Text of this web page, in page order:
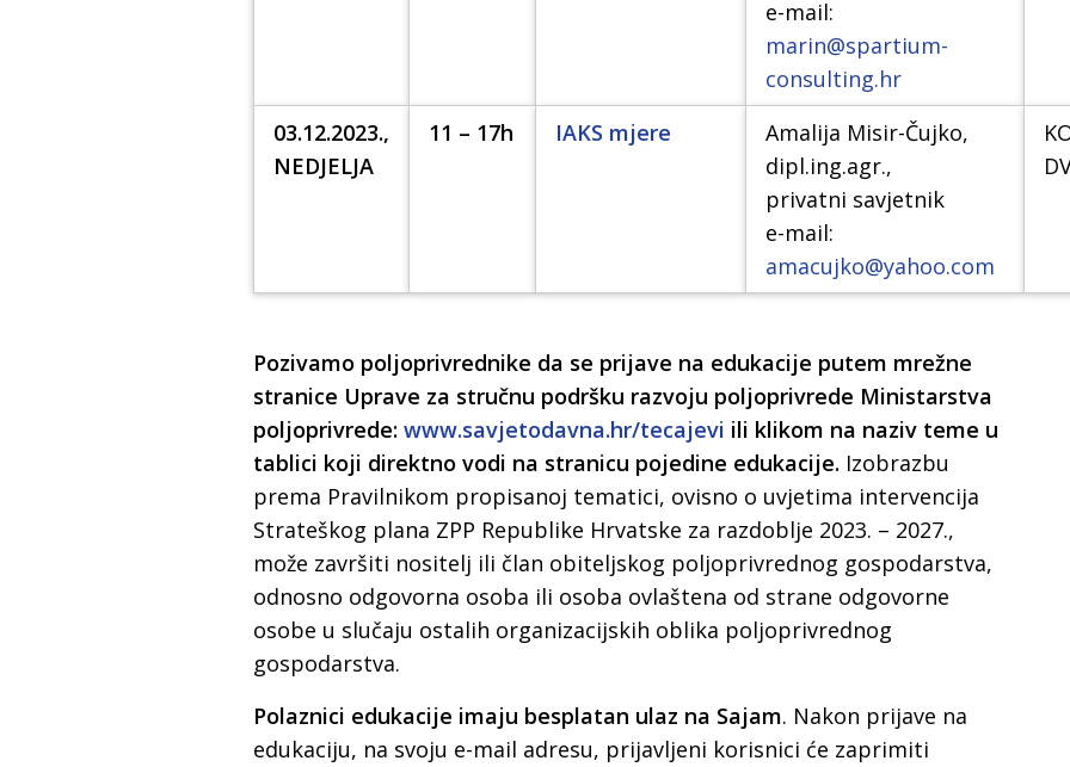
e-mail:
marin@spartium-
consulting.hr
03.12.2023.,
NEDJELJA
11 – 17h IAKS mjere
Amalija Misir-Čujko,
dipl.ing.agr.,
privatni savjetnik
e-mail:
amacujko@yahoo.com
Pozivamo poljoprivrednike da se prijave na edukacije putem mrežne
stranice Uprave za stručnu podršku razvoju poljoprivrede Ministarstva
poljoprivrede: www.savjetodavna.hr/tecajevi ili klikom na naziv teme u
tablici koji direktno vodi na stranicu pojedine edukacije. Izobrazbu
prema Pravilnikom propisanoj tematici, ovisno o uvjetima intervencija
Strateškog plana ZPP Republike Hrvatske za razdoblje 2023. – 2027.,
može završiti nositelj ili član obiteljskog poljoprivrednog gospodarstva,
odnosno odgovorna osoba ili osoba ovlaštena od strane odgovorne
osobe u slučaju ostalih organizacijskih oblika poljoprivrednog
gospodarstva.
Polaznici edukacije imaju besplatan ulaz na Sajam. Nakon prijave na
edukaciju, na svoju e-mail adresu, prijavljeni korisnici će zaprimiti